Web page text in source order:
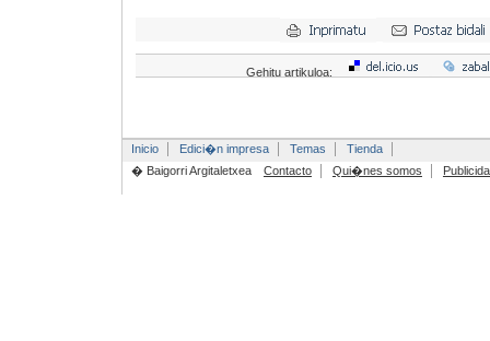
Gehitu artikuloa:
Inicio Edici�n impresa Temas
Tienda
� Baigorri Argitaletxea
Contacto Qui�nes somos